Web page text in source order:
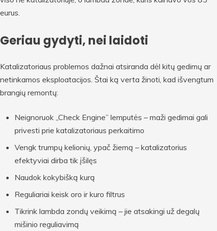
eurus.
Geriau gydyti, nei laidoti
Katalizatoriaus problemos dažnai atsiranda dėl kitų gedimų ar
netinkamos eksploatacijos. Štai ką verta žinoti, kad išvengtum
brangių remontų:
Neignoruok „Check Engine” lemputės – maži gedimai gali
privesti prie katalizatoriaus perkaitimo
Vengk trumpų kelionių, ypač žiemą – katalizatorius
efektyviai dirba tik įšilęs
Naudok kokybišką kurą
Reguliariai keisk oro ir kuro filtrus
Tikrink lambda zondų veikimą – jie atsakingi už degalų
mišinio reguliavimą